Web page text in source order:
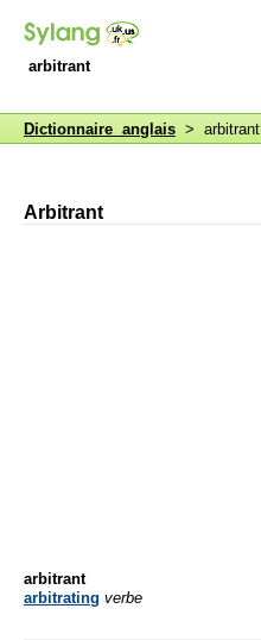
arbitrant
Dictionnaire anglais > arbitrant
Arbitrant
arbitrant
arbitrating verbe